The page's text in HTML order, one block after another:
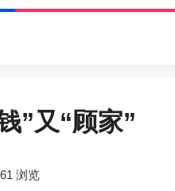
”又“顾家”
浏览